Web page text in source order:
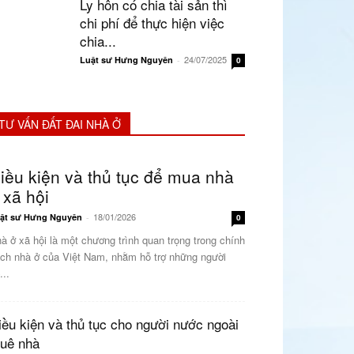
Ly hôn có chia tài sản thì
chi phí để thực hiện việc
chia...
Luật sư Hưng Nguyên - 24/07/2025 0
VẤN ĐẤT ĐAI NHÀ Ở
kiện và thủ tục để mua nhà
hội
sư Hưng Nguyên - 18/01/2026 0
ở xã hội là một chương trình quan trọng trong chính
nhà ở của Việt Nam, nhằm hỗ trợ những người
kiện và thủ tục cho người nước ngoài
nhà